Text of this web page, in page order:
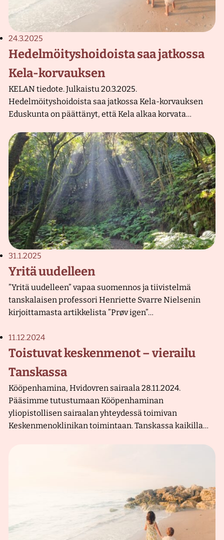
24.3.2025
Hedelmöityshoidoista saa jatkossa
Kela-korvauksen
KELAN tiedote. Julkaistu 20.3.2025.
Hedelmöityshoidoista saa jatkossa Kela-korvauksen
Eduskunta on päättänyt, että Kela alkaa korvata…
31.1.2025
Yritä uudelleen
”Yritä uudelleen” vapaa suomennos ja tiivistelmä
tanskalaisen professori Henriette Svarre Nielsenin
kirjoittamasta artikkelista ”Prøv igen”…
11.12.2024
Toistuvat keskenmenot – vierailu
Tanskassa
Kööpenhamina, Hvidovren sairaala 28.11.2024.
Pääsimme tutustumaan Kööpenhaminan
yliopistollisen sairaalan yhteydessä toimivan
Keskenmenoklinikan toimintaan. Tanskassa kaikilla…